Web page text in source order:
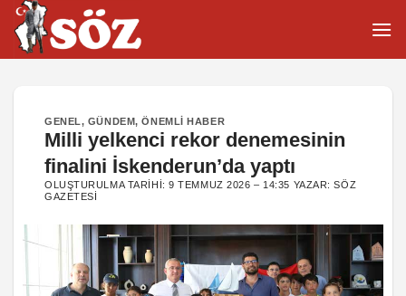
İçeriğe
atla
GENEL, GÜNDEM,ÖNEMLI HABER
Milli yelkenci rekor denemesinin
finalini İskenderun’da yaptı
OLUŞTURULMA TARIHI:9 TEMMUZ 2026 – 14:35 YAZAR:SÖZ
GAZETESI